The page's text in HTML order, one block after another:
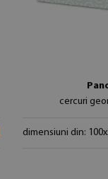
cercuri
dimensiuni din: